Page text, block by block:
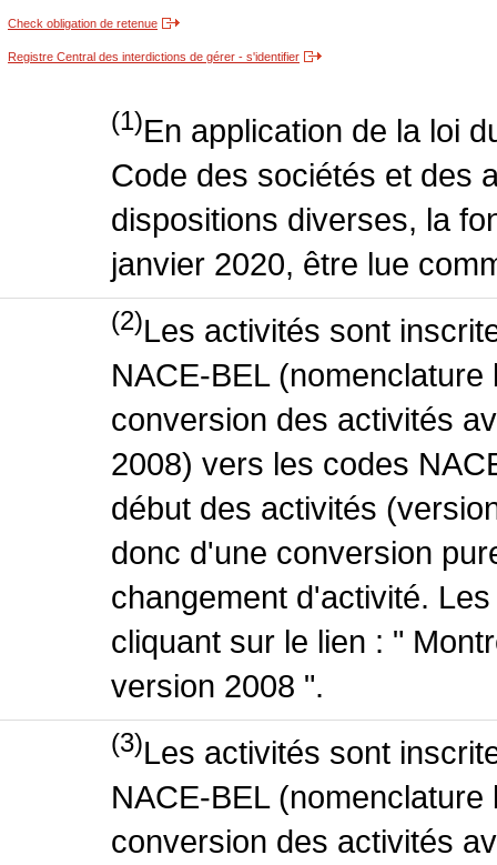
Check obligation de retenue
Registre Central des interdictions de gérer - s'identifier
(1)En application de la loi
Code des sociétés et des
dispositions diverses, la
janvier 2020, être lue
(2)Les activités sont
NACE-BEL
conversion des activités
2008) vers les codes
début des activités
donc d'une conversion
changement d'activité.
cliquant sur le lien : "
version 2008 ".
(3)Les activités sont
NACE-BEL
conversion des activités